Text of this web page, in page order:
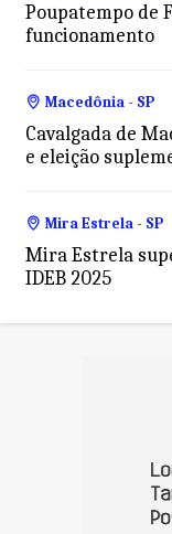
Poupatempo de
funcionamento
Macedônia - SP
Cavalgada de
e eleição
Mira Estrela - SP
Mira Estrela
IDEB 2025